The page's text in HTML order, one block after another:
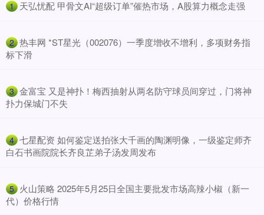
1 ​天弘忧配 甲骨文AI“超级订单”催热市场，A股算力概念走强
2 ​热丰网 *ST星光（002076）一季度增收不增利，多项财务指
标下滑
3 ​金富宝 又是神扑！梅西抽射从两名防守球员间穿过，门将神
扑力保城门不失
4 ​七星配资 如何鉴定送拍张大千画的陶渊明像，一级鉴定师齐
白石书画院院长齐良芷弟子汤发周发布
5 ​火山策略 2025年5月25日全国主要批发市场高辣小椒（新一
代）价格行情